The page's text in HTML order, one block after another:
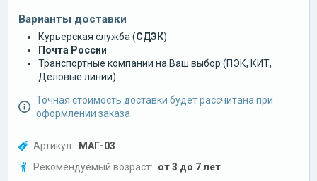
Варианты доставки
Курьерская служба (СДЭК)
Почта России
Транспортные компании на Ваш выбор (ПЭК, КИТ,
Деловые линии)
Точная стоимость доставки будет рассчитана при
оформлении заказа
Артикул: МАГ-03
Рекомендуемый возраст: от 3 до 7 лет